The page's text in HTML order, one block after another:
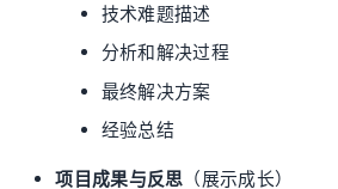
技术难题描述
分析和解决过程
最终解决方案
经验总结
项目成果与反思 （展示成长）